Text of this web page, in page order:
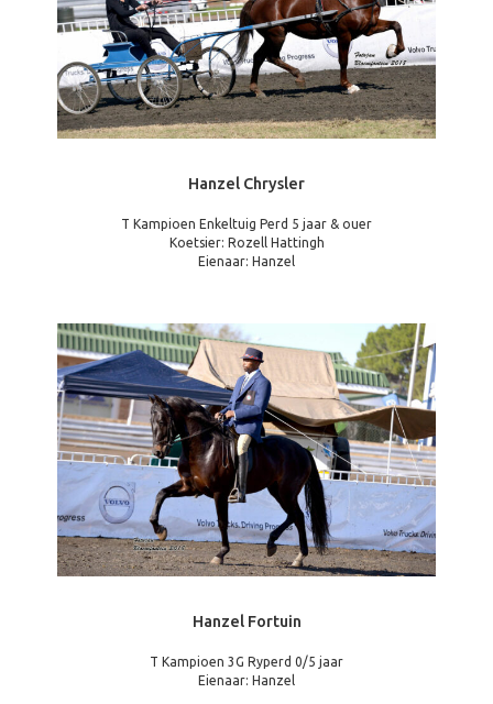
Hanzel Chrysler
T Kampioen Enkeltuig Perd 5 jaar & ouer
Koetsier: Rozell Hattingh
Eienaar: Hanzel
Hanzel Fortuin
T Kampioen 3G Ryperd 0/5 jaar
Eienaar: Hanzel